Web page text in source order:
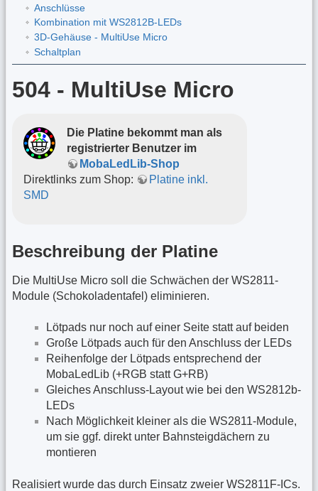
Anschlüsse
Kombination mit WS2812B-LEDs
3D-Gehäuse - MultiUse Micro
Schaltplan
504 - MultiUse Micro
Die Platine bekommt man als
registrierter Benutzer im
MobaLedLib-Shop
Direktlinks zum Shop:
Platine inkl.
SMD
Beschreibung der Platine
Die MultiUse Micro soll die Schwächen der WS2811-
Module (Schokoladentafel) eliminieren.
Lötpads nur noch auf einer Seite statt auf beiden
Große Lötpads auch für den Anschluss der LEDs
Reihenfolge der Lötpads entsprechend der
MobaLedLib (+RGB statt G+RB)
Gleiches Anschluss-Layout wie bei den WS2812b-
LEDs
Nach Möglichkeit kleiner als die WS2811-Module,
um sie ggf. direkt unter Bahnsteigdächern zu
montieren
Realisiert wurde das durch Einsatz zweier WS2811F-ICs.